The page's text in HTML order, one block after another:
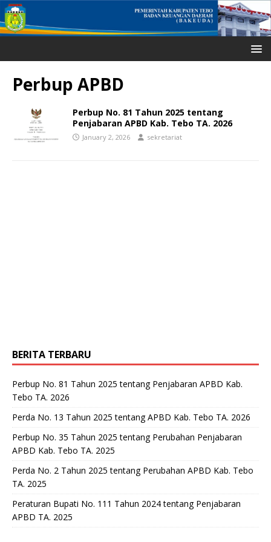
Perbup APBD
Perbup No. 81 Tahun 2025 tentang
Penjabaran APBD Kab. Tebo TA. 2026
January 2, 2026 sekretariat
BERITA TERBARU
Perbup No. 81 Tahun 2025 tentang Penjabaran APBD Kab.
Tebo TA. 2026
Perda No. 13 Tahun 2025 tentang APBD Kab. Tebo TA. 2026
Perbup No. 35 Tahun 2025 tentang Perubahan Penjabaran
APBD Kab. Tebo TA. 2025
Perda No. 2 Tahun 2025 tentang Perubahan APBD Kab. Tebo
TA. 2025
Peraturan Bupati No. 111 Tahun 2024 tentang Penjabaran
APBD TA. 2025